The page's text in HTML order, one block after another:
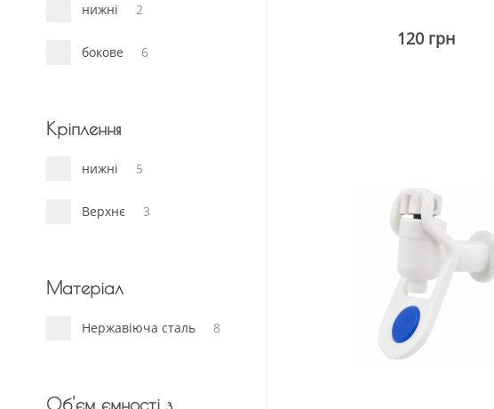
нижні 2
бокове 6
Кріплення
нижні 5
Верхнє 3
Матеріал
Нержавіюча сталь 8
Об'єм ємності з
120 грн